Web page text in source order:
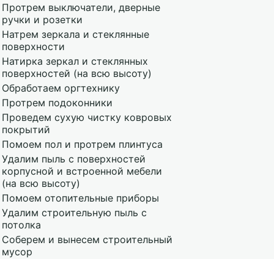
Протрем выключатели, дверные
ручки и розетки
Натрем зеркала и стеклянные
поверхности
Натирка зеркал и стеклянных
поверхностей (на всю высоту)
Обработаем оргтехнику
Протрем подоконники
Проведем сухую чистку ковровых
покрытий
Помоем пол и протрем плинтуса
Удалим пыль с поверхностей
корпусной и встроенной мебели
(на всю высоту)
Помоем отопительные приборы
Удалим строительную пыль с
потолка
Соберем и вынесем строительный
мусор